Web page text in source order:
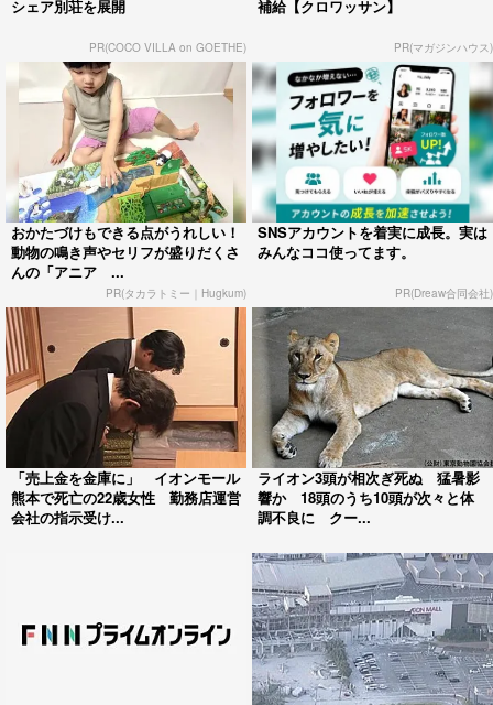
シェア別荘を展開
PR(COCO VILLA on GOETHE)
補給【クロワッサン】
PR(マガジンハウス)
おかたづけもできる点がうれしい！
動物の鳴き声やセリフが盛りだくさ
んの「アニア ...
PR(タカラトミー｜Hugkum)
SNSアカウントを着実に成長。実は
みんなココ使ってます。
PR(Dreaw合同会社)
「売上金を金庫に」 イオンモール
熊本で死亡の22歳女性 勤務店運営
会社の指示受け...
ライオン3頭が相次ぎ死ぬ 猛暑影
響か 18頭のうち10頭が次々と体
調不良に クー...